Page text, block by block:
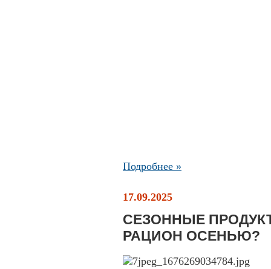
Подробнее »
17.09.2025
СЕЗОННЫЕ
РАЦИОН ОСЕНЬЮ?